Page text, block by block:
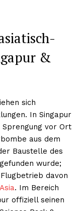
&
sich
In Singapur
vor Ort
aus dem
Baustelle des
wurde;
davon
. Im Bereich
offiziell seinen